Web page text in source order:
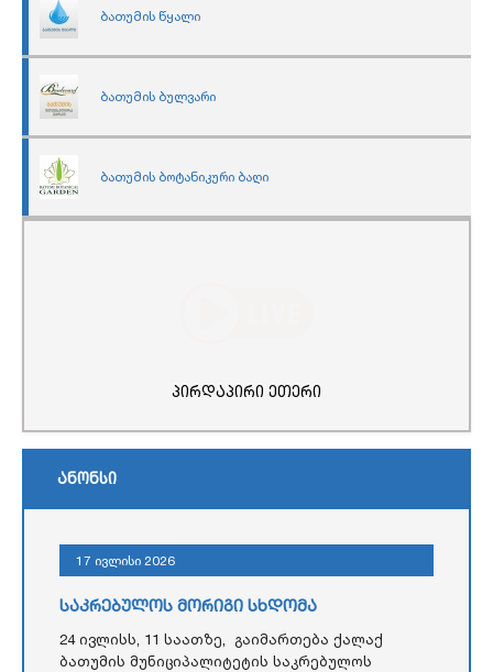
ბათუმის წყალი
ბათუმის ბულვარი
ბათუმის ბოტანიკური ბაღი
პირდაპირი ეთერი
ანონსი
17 ივლისი 2026
საკრებულოს მორიგი სხდომა
24 ივლისს, 11 საათზე, გაიმართება ქალაქ
ბათუმის მუნიციპალიტეტის საკრებულოს